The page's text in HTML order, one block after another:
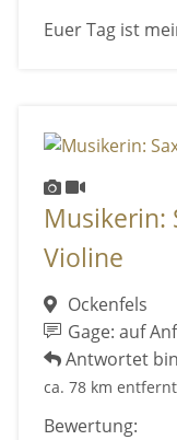
Euer Tag ist
Musikerin:
Violine
Ockenfels
Gage: auf
Antwortet
ca. 78 km entfernt
Bewertung: